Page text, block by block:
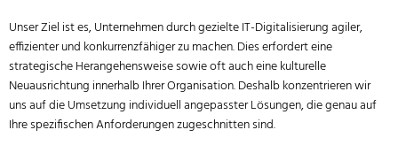
Unser Ziel ist es, Unternehmen durch gezielte IT-Digitalisierung agiler,
effizienter und konkurrenzfähiger zu machen. Dies erfordert eine
strategische Herangehensweise sowie oft auch eine kulturelle
Neuausrichtung innerhalb Ihrer Organisation. Deshalb konzentrieren wir
uns auf die Umsetzung individuell angepasster Lösungen, die genau auf
Ihre spezifischen Anforderungen zugeschnitten sind.